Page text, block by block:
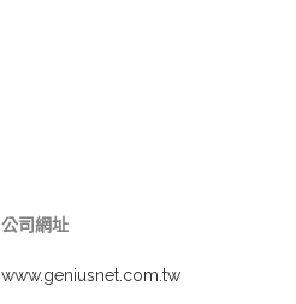
公司網址
www.geniusnet.com.tw